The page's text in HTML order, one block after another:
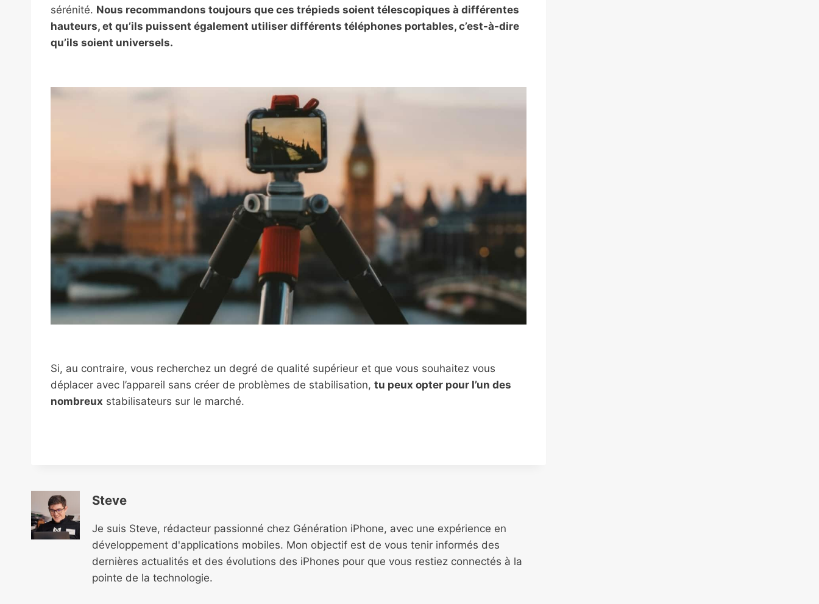
sérénité. Nous recommandons toujours que ces trépieds soient télescopiques à différentes
hauteurs, et qu’ils puissent également utiliser différents téléphones portables, c’est-à-dire
qu’ils soient universels.
Si, au contraire, vous recherchez un degré de qualité supérieur et que vous souhaitez vous
déplacer avec l’appareil sans créer de problèmes de stabilisation, tu peux opter pour l’un des
nombreux stabilisateurs sur le marché.
Steve
Je suis Steve, rédacteur passionné chez Génération iPhone, avec une expérience en
développement d'applications mobiles. Mon objectif est de vous tenir informés des
dernières actualités et des évolutions des iPhones pour que vous restiez connectés à la
pointe de la technologie.